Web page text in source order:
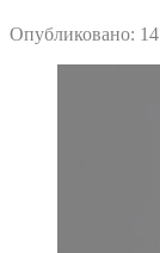
Опубликовано: